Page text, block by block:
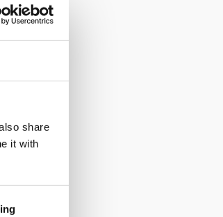
share
it with